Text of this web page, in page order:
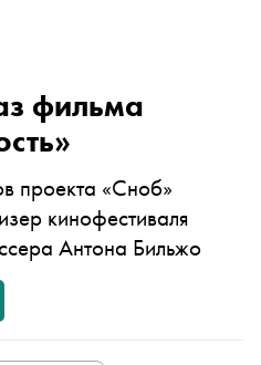
фильма
проекта «Сноб»
кинофестиваля
Антона Бильжо